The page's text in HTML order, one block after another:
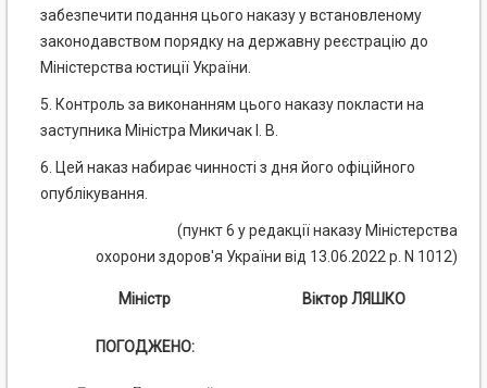
забезпечити подання цього наказу у встановленому
законодавством порядку на державну реєстрацію до
Міністерства юстиції України.
5. Контроль за виконанням цього наказу покласти на
заступника Міністра Микичак І. В.
6. Цей наказ набирає чинності з дня його офіційного
опублікування.
(пункт 6 у редакції наказу Міністерства
охорони здоров'я України від 13.06.2022 р. N 1012)
Міністр Віктор ЛЯШКО
ПОГОДЖЕНО: